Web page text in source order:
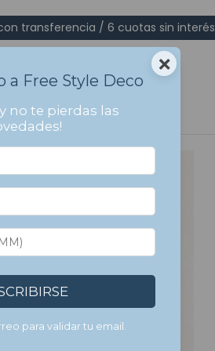
transferencia / 6 cuotas sin interés
×
a Free Style Deco
no te pierdas las
para validar tu email.